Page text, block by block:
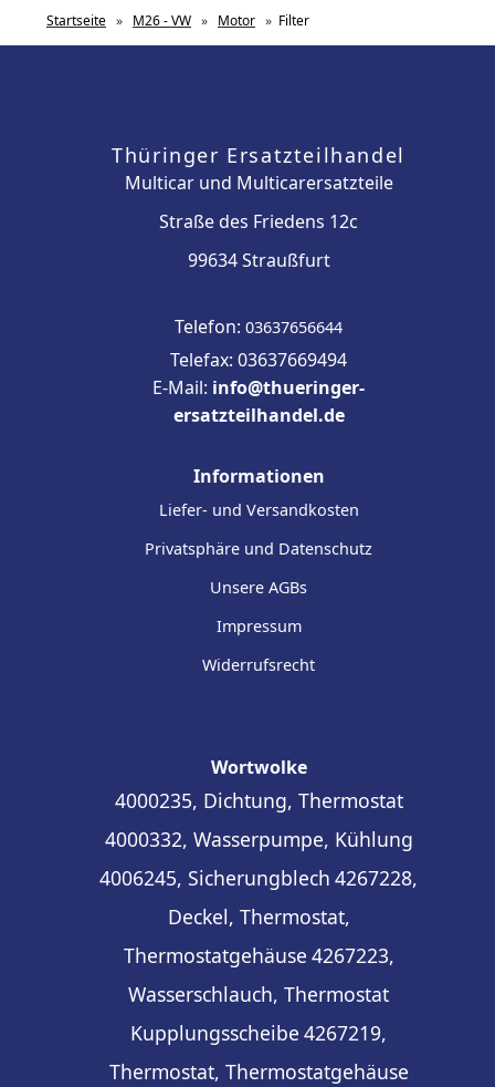
Startseite » M26 - VW » Motor » Filter
Thüringer Ersatzteilhandel
Multicar und Multicarersatzteile
Straße des Friedens 12c
99634 Straußfurt
Telefon: 03637656644
Telefax: 03637669494
E-Mail: info@thueringer-
ersatzteilhandel.de
Informationen
Liefer- und Versandkosten
Privatsphäre und Datenschutz
Unsere AGBs
Impressum
Widerrufsrecht
Wortwolke
4000235, Dichtung, Thermostat
4000332, Wasserpumpe, Kühlung
4006245, Sicherungblech 4267228,
Deckel, Thermostat,
Thermostatgehäuse 4267223,
Wasserschlauch, Thermostat
Kupplungsscheibe 4267219,
Thermostat, Thermostatgehäuse